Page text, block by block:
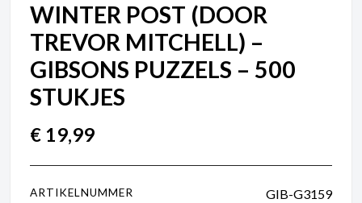
WINTER POST (DOOR
TREVOR MITCHELL) –
GIBSONS PUZZELS – 500
STUKJES
€ 19,99
ARTIKELNUMMER GIB-G3159